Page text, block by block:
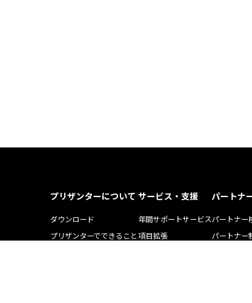
プリザンターについて
ダウンロード
プリザンターでできること
サービス・支援
年間サポートサービス
項目拡張
パートナ
パートナー
パートナー